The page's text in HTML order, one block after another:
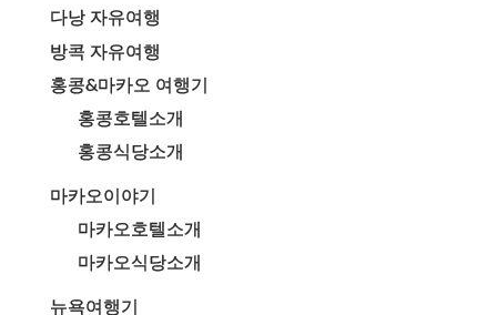
다낭 자유여행
방콕 자유여행
홍콩&마카오 여행기
홍콩호텔소개
홍콩식당소개
마카오이야기
마카오호텔소개
마카오식당소개
뉴욕여행기